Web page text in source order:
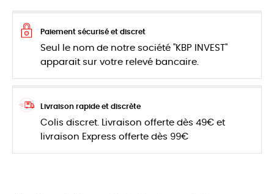
Paiement sécurisé et discret
Seul le nom de notre société "KBP INVEST"
apparait sur votre relevé bancaire.
Livraison rapide et discrète
Colis discret. Livraison offerte dès 49€ et
livraison Express offerte dès 99€